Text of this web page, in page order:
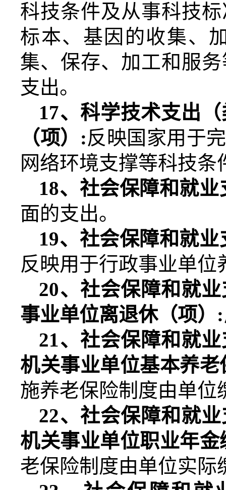
科技条件及从事科技
标本、基因的收集、
集、保存、加工和服
支出。
17、科学技术支出
（项） :反映国家用于
网络环境支撑等科技条
18、社会保障和就业
面的支出。
19、社会保障和就
反映用于行政事业单位
20、社会保障和就
事业单位离退休（项） :
21、社会保障和就
机关事业单位基本养
施养老保险制度由单位
22、社会保障和就
机关事业单位职业年
老保险制度由单位实际